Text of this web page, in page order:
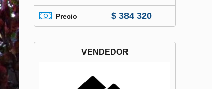
Precio $ 384 320
VENDEDOR